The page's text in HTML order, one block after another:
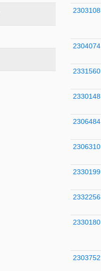
2303108
2304074
2331560
2330148
2306484
2306310
2330199
2332256
2330180
2303752